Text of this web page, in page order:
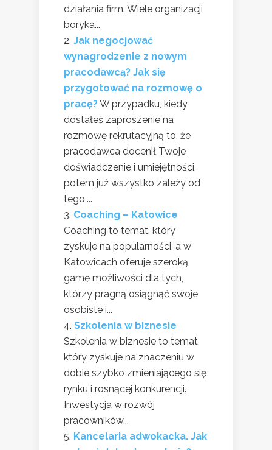
działania firm. Wiele organizacji
boryka...
Jak negocjować
wynagrodzenie z nowym
pracodawcą? Jak się
przygotować na rozmowę o
pracę?W przypadku, kiedy
dostałeś zaproszenie na
rozmowę rekrutacyjną to, że
pracodawca docenił Twoje
doświadczenie i umiejętności,
potem już wszystko zależy od
tego,...
Coaching – Katowice
Coaching to temat, który
zyskuje na popularności, a w
Katowicach oferuje szeroką
gamę możliwości dla tych,
którzy pragną osiągnąć swoje
osobiste i...
Szkolenia w biznesie
Szkolenia w biznesie to temat,
który zyskuje na znaczeniu w
dobie szybko zmieniającego się
rynku i rosnącej konkurencji.
Inwestycja w rozwój
pracowników...
Kancelaria adwokacka. Jak